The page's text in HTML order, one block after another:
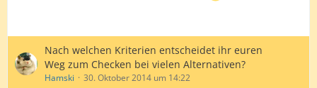
Nach welchen Kriterien entscheidet ihr euren
Weg zum Checken bei vielen Alternativen?
Hamski 30. Oktober 2014 um 14:22